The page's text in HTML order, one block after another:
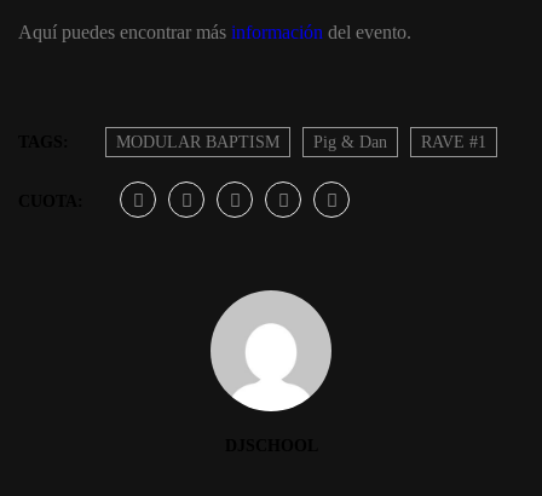
Aquí puedes encontrar más información del evento.
MODULAR BAPTISM Pig & Dan RAVE #1